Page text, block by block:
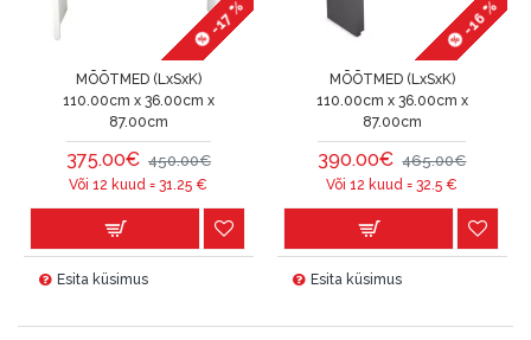
-17 %
MÕÕTMED (LxSxK)
110.00cm x 36.00cm x
87.00cm
375.00€ 450.00€
Või 12 kuud =31.25 €
Esita küsimus
-16 %
MÕÕTMED (LxSxK)
110.00cm x 36.00cm x
87.00cm
390.00€ 465.00€
Või 12 kuud =32.5 €
Esita küsimus